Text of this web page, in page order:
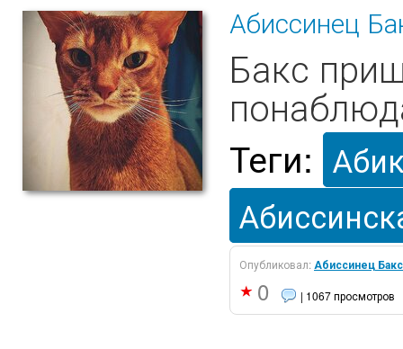
Абиссинец
Бакс
Теги:
Опубликовал:Абиссинец Бакс
0 | 1067 просмотров